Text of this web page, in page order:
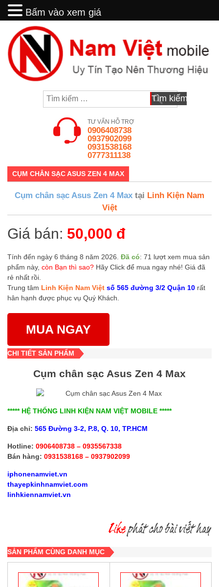
content
TƯ VẤN HỖ TRỢ
0906408738
0937902099
0931538168
0777311138
CỤM CHÂN SẠC ASUS ZEN 4 MAX
Cụm chân sạc Asus Zen 4 Max tại Linh Kiện Nam
Việt
Giá bán: 50,000 đ
Tính đến ngày 6 tháng 8 năm 2026. Đã có: 71 lượt xem mua sản
phẩm này, còn Bạn thì sao? Hãy Click để mua ngay nhé! Giá đã
rẻ nhất rồi.
Trung tâm Linh Kiện Nam Việt số 565 đường 3/2 Quận 10 rất
hân hạnh được phục vụ Quý Khách.
MUA NGAY
CHI TIẾT SẢN PHẨM
Cụm chân sạc Asus Zen 4 Max
***** HỆ THỐNG LINH KIỆN NAM VIỆT MOBILE *****
Địa chỉ: 565 Đường 3-2, P.8, Q. 10, TP.HCM
Hotline: 0906408738 – 0935567338
Bán hàng: 0931538168 – 0937902099
iphonenamviet.vn
thayepkinhnamviet.com
linhkiennamviet.vn
SẢN PHẨM CÙNG DANH MỤC
Bấm vào xem giá
Bấm vào xem giá